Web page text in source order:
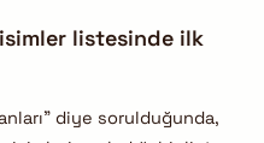
isimler listesinde ilk
diye sorulduğunda,